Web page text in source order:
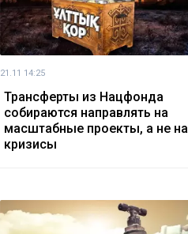
21.11 14:25
Трансферты из Нацфонда
собираются направлять на
масштабные проекты, а не на
кризисы